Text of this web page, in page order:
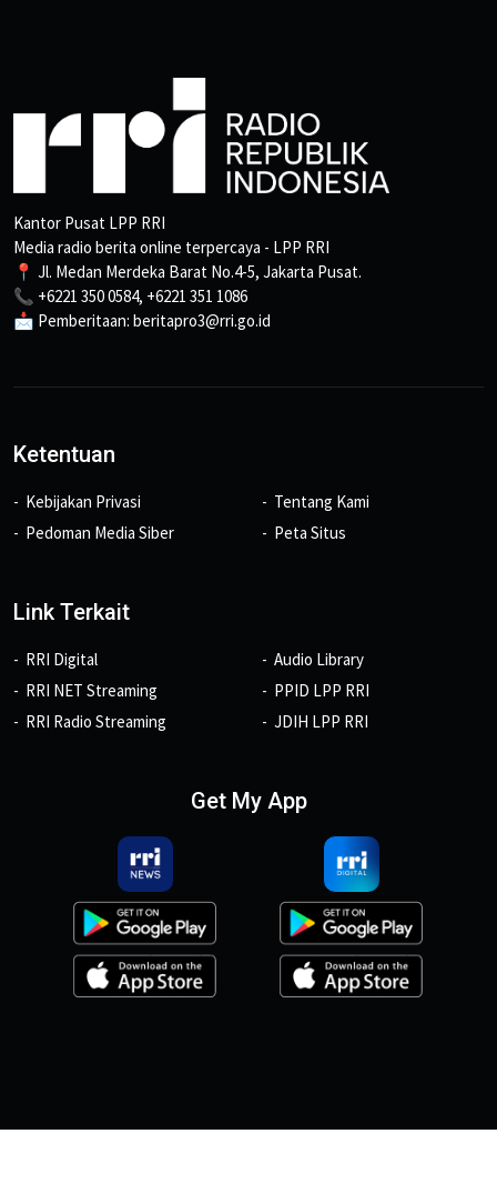
Kantor Pusat LPP RRI
Media radio berita online terpercaya - LPP RRI
📍 Jl. Medan Merdeka Barat No.4-5, Jakarta Pusat.
📞 +6221 350 0584, +6221 351 1086
📩 Pemberitaan: beritapro3@rri.go.id
Ketentuan
Kebijakan Privasi
Pedoman Media Siber
Tentang Kami
Peta Situs
Link Terkait
RRI Digital
RRI NET Streaming
RRI Radio Streaming
Audio Library
PPID LPP RRI
JDIH LPP RRI
Get My App